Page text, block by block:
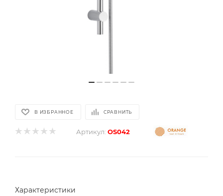
В ИЗБРАННОЕ СРАВНИТЬ
Артикул: OS042
Характеристики